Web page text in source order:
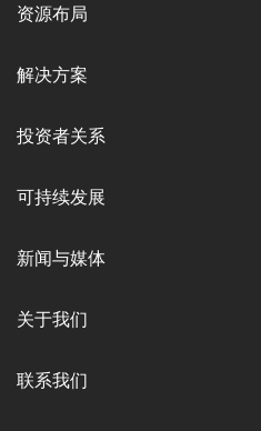
资源布局
解决方案
投资者关系
可持续发展
新闻与媒体
关于我们
联系我们